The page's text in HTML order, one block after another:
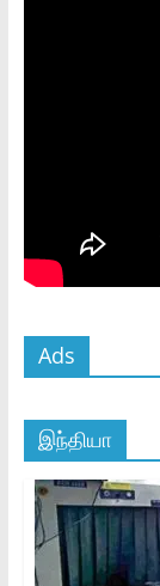
Ads
இந்தியா